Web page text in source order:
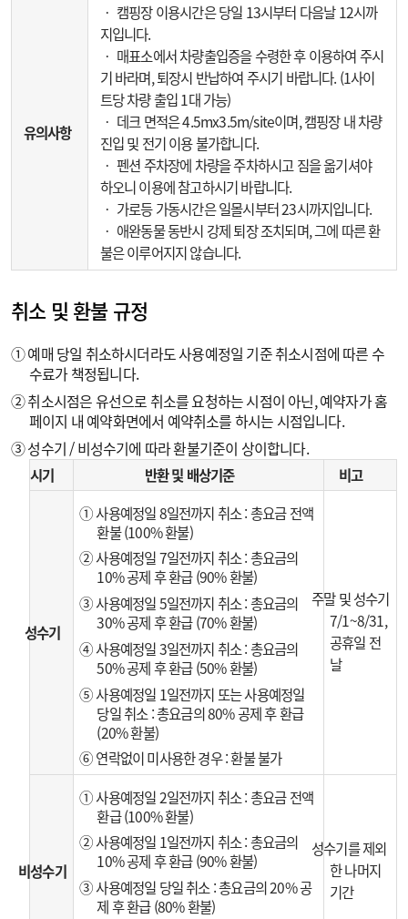
유의사항
‧ 캠핑장 이용시간은 당일 13시부터 다음날 12시까
지입니다.
‧ 매표소에서 차량출입증을 수령한 후 이용하여 주시
기 바라며, 퇴장시 반납하여 주시기 바랍니다. (1사이
트당 차량 출입 1대 가능)
‧ 데크 면적은 4.5mx3.5m/site이며, 캠핑장 내 차량
진입 및 전기 이용 불가합니다.
‧ 펜션 주차장에 차량을 주차하시고 짐을 옮기셔야
하오니 이용에 참고하시기 바랍니다.
‧ 가로등 가동시간은 일몰시부터 23시까지입니다.
‧ 애완동물 동반시 강제 퇴장 조치되며, 그에 따른 환
불은 이루어지지 않습니다.
취소 및 환불 규정
① 예매 당일 취소하시더라도 사용예정일 기준 취소시점에 따른 수
수료가 책정됩니다.
② 취소시점은 유선으로 취소를 요청하는 시점이 아닌, 예약자가 홈
페이지 내 예약화면에서 예약취소를 하시는 시점입니다.
③ 성수기 / 비성수기에 따라 환불기준이 상이합니다.
시기 반환 및 배상기준 비고
성수기
① 사용예정일 8일전까지 취소 : 총요금 전액
환불 (100% 환불)
② 사용예정일 7일전까지 취소 : 총요금의
10% 공제 후 환급 (90% 환불)
③ 사용예정일 5일전까지 취소 : 총요금의
30% 공제 후 환급 (70% 환불)
④ 사용예정일 3일전까지 취소 : 총요금의
50% 공제 후 환급 (50% 환불)
⑤ 사용예정일 1일전까지 또는 사용예정일
당일 취소 : 총요금의 80% 공제 후 환급
(20% 환불)
⑥ 연락없이 미사용한 경우 : 환불 불가
주말 및 성수기
7/1~8/31,
공휴일 전
날
비성수기
① 사용예정일 2일전까지 취소 : 총요금 전액
환급 (100% 환불)
② 사용예정일 1일전까지 취소 : 총요금의
10% 공제 후 환급 (90% 환불)
③ 사용예정일 당일 취소 : 총요금의 20% 공
제 후 환급 (80% 환불)
성수기를 제외
한 나머지
기간